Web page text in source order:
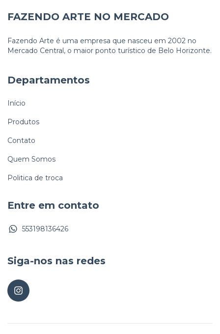
FAZENDO ARTE NO MERCADO
Fazendo Arte é uma empresa que nasceu em 2002 no
Mercado Central, o maior ponto turístico de Belo Horizonte.
Departamentos
Início
Produtos
Contato
Quem Somos
Politica de troca
Entre em contato
553198136426
Siga-nos nas redes